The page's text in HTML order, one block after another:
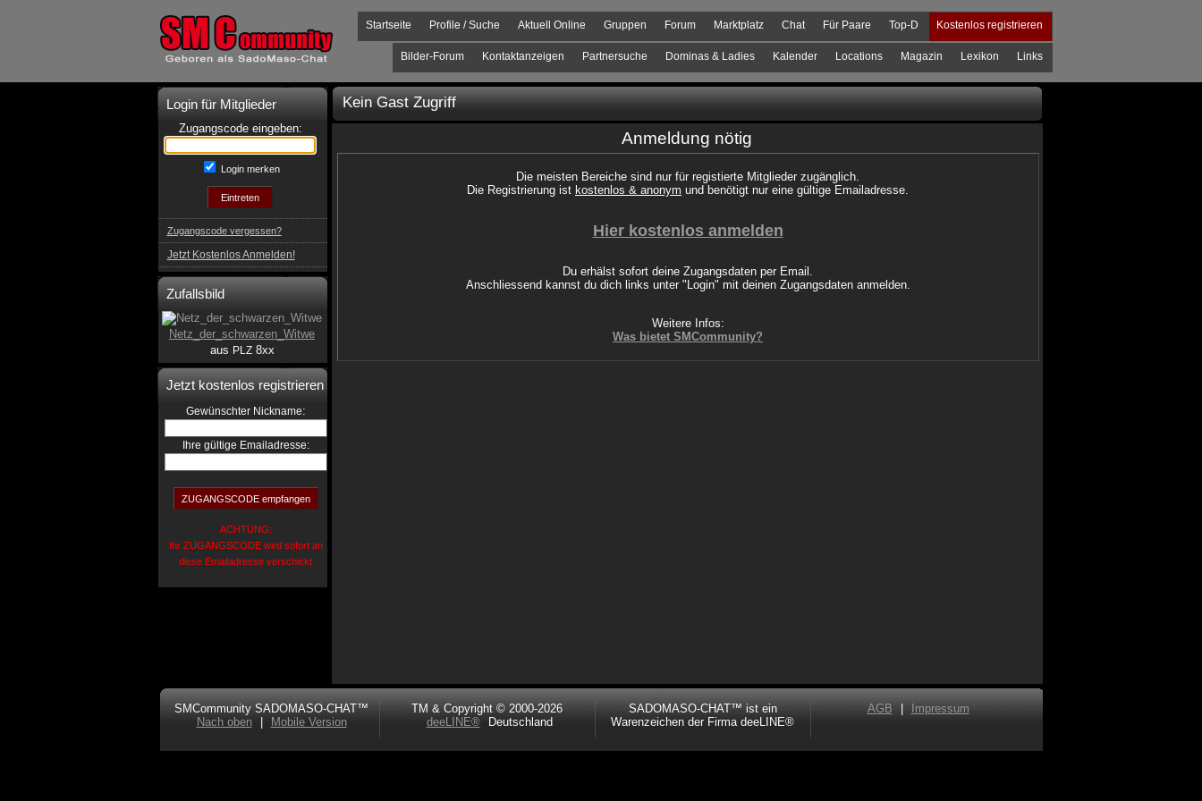
Kostenlos registrieren
Top-D
Für Paare
Chat
Marktplatz
Forum
Gruppen
Aktuell Online
Profile / Suche
Startseite
Links
Lexikon
Magazin
Locations
Kalender
Dominas & Ladies
Partnersuche
Kontaktanzeigen
Bilder-Forum
Login für Mitglieder
Zugangscode eingeben:
Login merken
Zugangscode vergessen?
Jetzt Kostenlos Anmelden!
Zufallsbild
Netz_der_schwarzen_Witwe
aus PLZ8xx
Jetzt kostenlos registrieren
Gewünschter Nickname:
Ihre gültige Emailadresse:
ACHTUNG:
Ihr ZUGANGSCODE wird sofort an
diese Emailadresse verschickt
Kein Gast Zugriff
Anmeldung nötig
Die meisten Bereiche sind nur für registierte Mitglieder zugänglich.
Die Registrierung ist kostenlos & anonym und benötigt nur eine gültige Emailadresse.
Hier kostenlos anmelden
Du erhälst sofort deine Zugangsdaten per Email.
Anschliessend kannst du dich links unter "Login" mit deinen Zugangsdaten anmelden.
Weitere Infos:
Was bietet SMCommunity?
SMCommunity SADOMASO-CHAT™
Nach oben
Mobile Version
TM & Copyright © 2000-2026
deeLINE®
Deutschland
SADOMASO-CHAT™ ist ein
Warenzeichen der Firma deeLINE®
AGB Impressum